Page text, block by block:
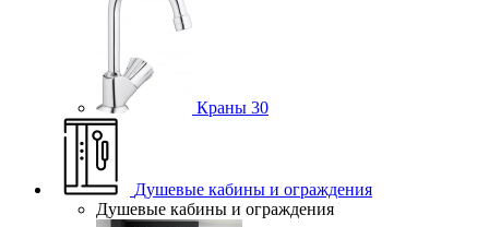
Краны 30
Душевые кабины и ограждения
Душевые кабины и ограждения